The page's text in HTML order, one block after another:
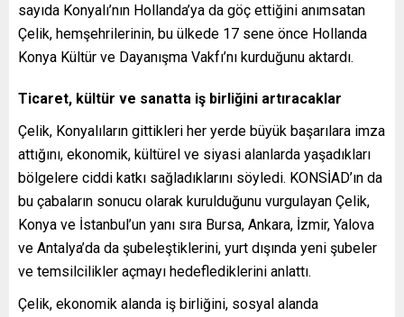
sayıda Konyalı’nın Hollanda’ya da göç ettiğini anımsatan
Çelik, hemşehrilerinin, bu ülkede 17 sene önce Hollanda
Konya Kültür ve Dayanışma Vakfı’nı kurduğunu aktardı.
Ticaret, kültür ve sanatta iş birliğini artıracaklar
Çelik, Konyalıların gittikleri her yerde büyük başarılara imza
attığını, ekonomik, kültürel ve siyasi alanlarda yaşadıkları
bölgelere ciddi katkı sağladıklarını söyledi. KONSİAD’ın da
bu çabaların sonucu olarak kurulduğunu vurgulayan Çelik,
Konya ve İstanbul’un yanı sıra Bursa, Ankara, İzmir, Yalova
ve Antalya’da da şubeleştiklerini, yurt dışında yeni şubeler
ve temsilcilikler açmayı hedeflediklerini anlattı.
Çelik, ekonomik alanda iş birliğini, sosyal alanda